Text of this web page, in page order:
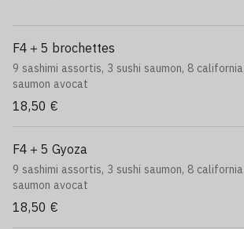
F4＋5 brochettes
9 sashimi assortis, 3 sushi saumon, 8 california
saumon avocat
18,50 €
F4＋5 Gyoza
9 sashimi assortis, 3 sushi saumon, 8 california
saumon avocat
18,50 €